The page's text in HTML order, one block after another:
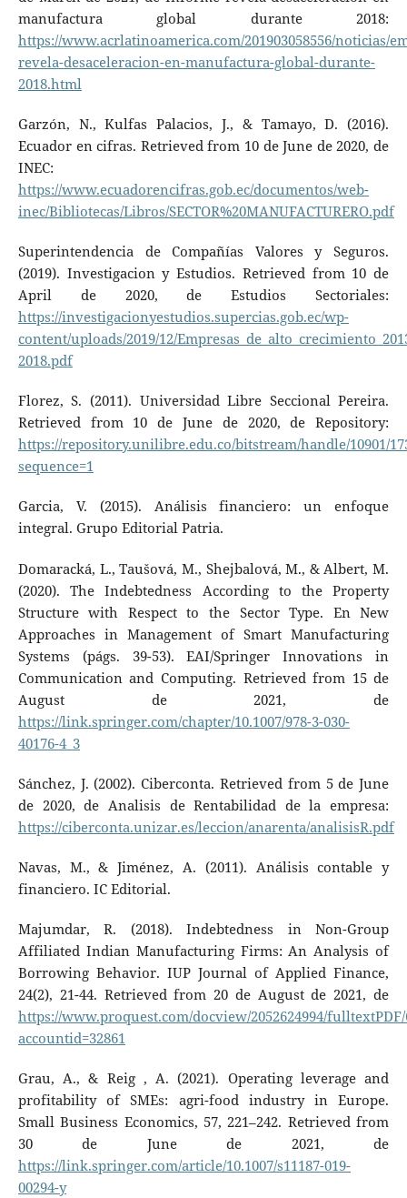
manufactura global durante 2018:
https://www.acrlatinoamerica.com/201903058556/noticias/
revela-desaceleracion-en-manufactura-global-durante-
2018.html
Garzón, N., Kulfas Palacios, J., & Tamayo, D. (2016).
Ecuador en cifras. Retrieved from 10 de June de 2020, de
INEC:
https://www.ecuadorencifras.gob.ec/documentos/web-
inec/Bibliotecas/Libros/SECTOR%20MANUFACTURERO.pdf
Superintendencia de Compañías Valores y Seguros.
(2019). Investigacion y Estudios. Retrieved from 10 de
April de 2020, de Estudios Sectoriales:
https://investigacionyestudios.supercias.gob.ec/wp-
content/uploads/2019/12/
2018.pdf
Florez, S. (2011). Universidad Libre Seccional Pereira.
Retrieved from 10 de June de 2020, de Repository:
https://repository.unilibre.edu.co/bitstream/handle/10901/
sequence=1
Garcia, V. (2015). Análisis financiero: un enfoque
integral. Grupo Editorial Patria.
Domaracká, L., Taušová, M., Shejbalová, M., & Albert, M.
(2020). The Indebtedness According to the Property
Structure with Respect to the Sector Type. En New
Approaches in Management of Smart Manufacturing
Systems (págs. 39-53). EAI/Springer Innovations in
Communication and Computing. Retrieved from 15 de
August de 2021, de
https://link.springer.com/chapter/10.1007/978-3-030-
40176-4_3
Sánchez, J. (2002). Ciberconta. Retrieved from 5 de June
de 2020, de Analisis de Rentabilidad de la empresa:
https://ciberconta.unizar.es/leccion/anarenta/analisisR.pdf
Navas, M., & Jiménez, A. (2011). Análisis contable y
financiero. IC Editorial.
Majumdar, R. (2018). Indebtedness in Non-Group
Affiliated Indian Manufacturing Firms: An Analysis of
Borrowing Behavior. IUP Journal of Applied Finance,
24(2), 21-44. Retrieved from 20 de August de 2021, de
https://www.proquest.com/docview/2052624994/fulltextPDF/
accountid=32861
Grau, A., & Reig , A. (2021). Operating leverage and
profitability of SMEs: agri-food industry in Europe.
Small Business Economics, 57, 221–242. Retrieved from
30 de June de 2021, de
https://link.springer.com/article/10.1007/s11187-019-
00294-y